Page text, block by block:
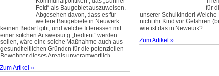
Feld“ als Baugebiet auszuweisen.
Abgesehen davon, dass es für
weitere Baugebiete in Neuwerk
keinen Bedarf gibt, und welche Interessen mit
einer solchen Ausweisung „bedient“ werden
sollen, wäre eine solche Maßnahme auch aus
gesundheitlichen Gründen für die potenziellen
Bewohner dieses Areals unverantwortlich.
Zum Artikel »
für
unserer Schulkinder! Welche
nicht ihr Kind vor Gefahren
wie ist das in Neweurk?
Zum Artikel »